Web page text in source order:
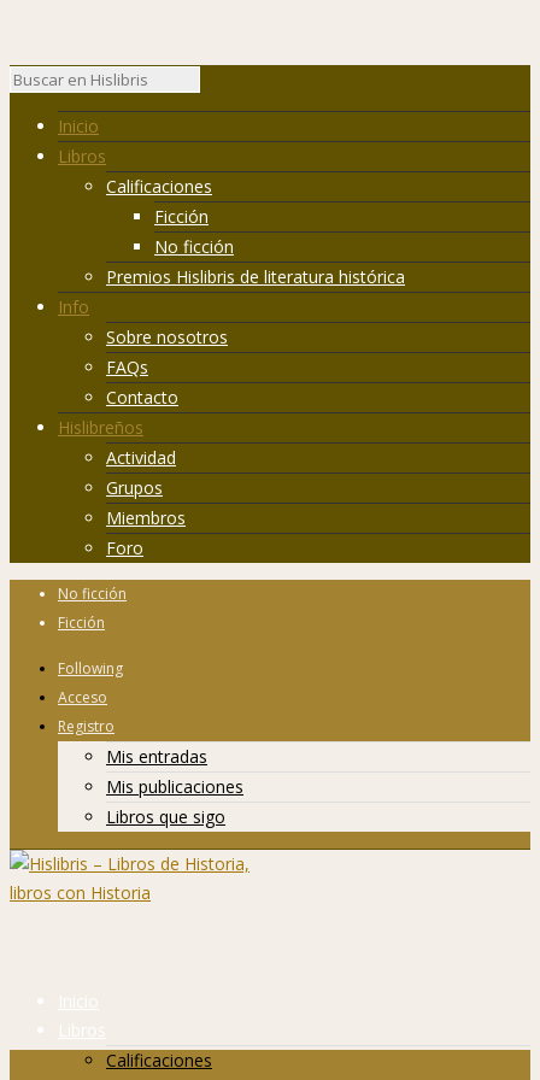
Inicio
Libros
Calificaciones
Ficción
No ficción
Premios Hislibris de literatura histórica
Info
Sobre nosotros
FAQs
Contacto
Hislibreños
Actividad
Grupos
Miembros
Foro
No ficción
Ficción
Following
Acceso
Registro
Mis entradas
Mis publicaciones
Libros que sigo
Inicio
Libros
Calificaciones